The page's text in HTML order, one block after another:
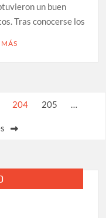
un buen
Tras conocerse los
MÁS
204 205 …